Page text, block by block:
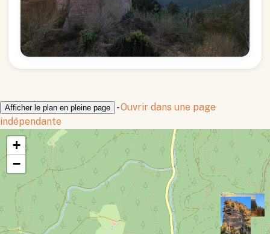
Afficher le plan en pleine page -Ouvrir dans une page
indépendante